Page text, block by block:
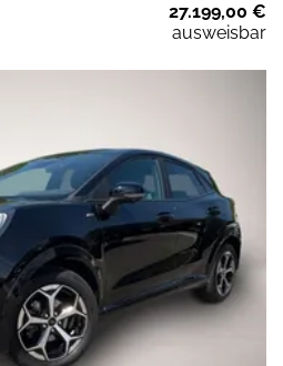
27.199,00 €
ausweisbar